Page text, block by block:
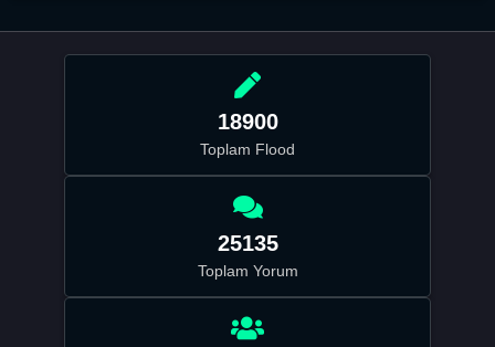
18900
Toplam Flood
25135
Toplam Yorum